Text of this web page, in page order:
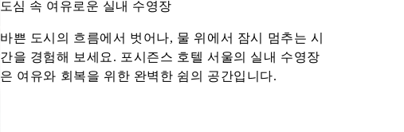
도심 속 여유로운 실내 수영장
바쁜 도시의 흐름에서 벗어나, 물 위에서 잠시 멈추는 시
간을 경험해 보세요. 포시즌스 호텔 서울의 실내 수영장
은 여유와 회복을 위한 완벽한 쉼의 공간입니다.